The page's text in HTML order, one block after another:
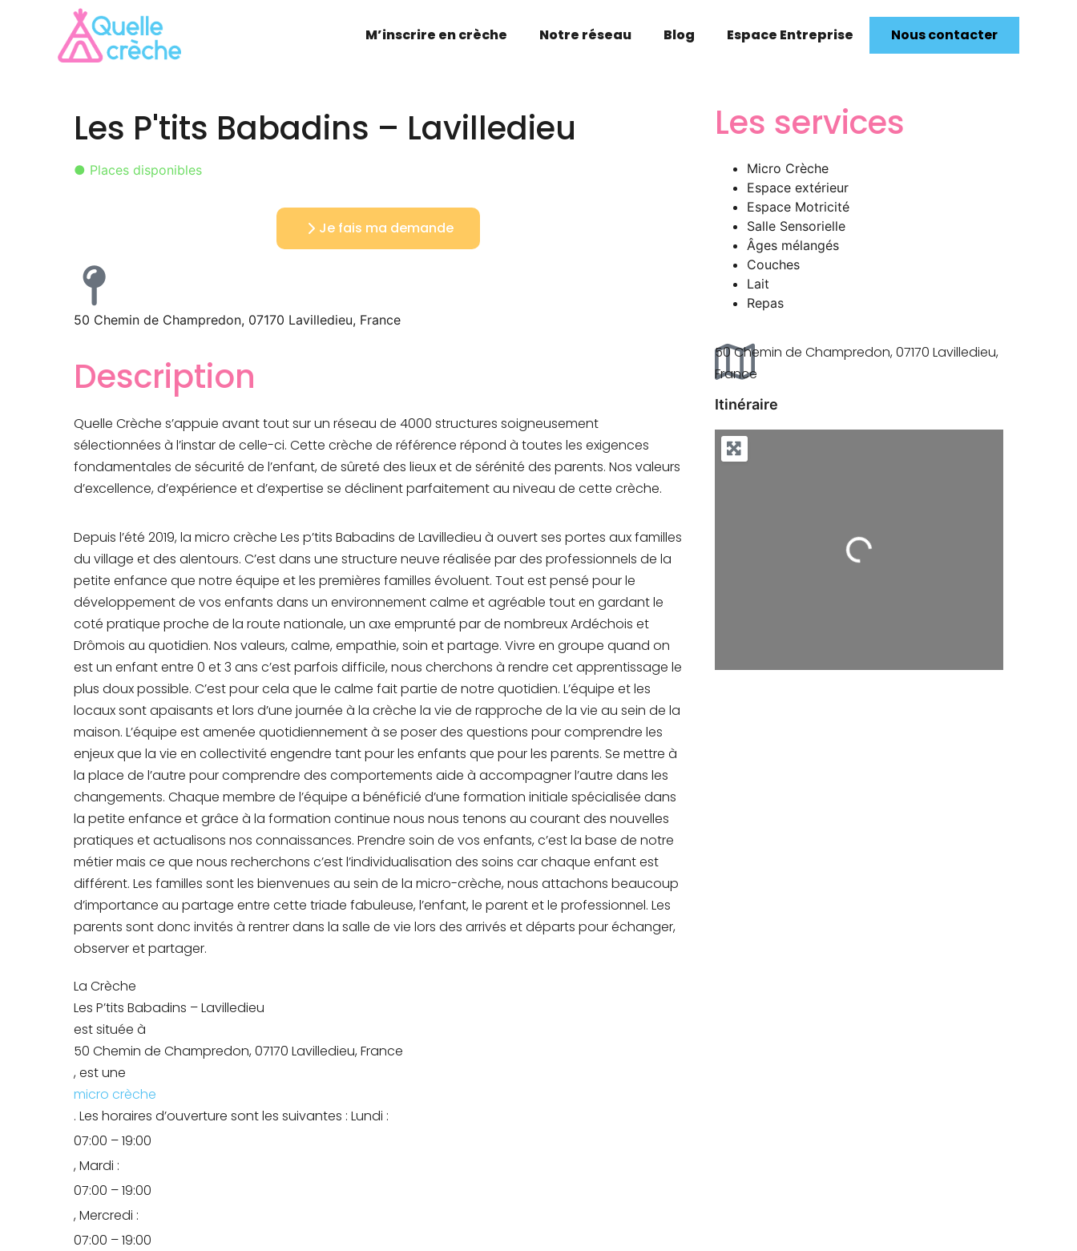
M’inscrire en crèche Notre réseau Blog Espace Entreprise Nous contacter
Les P'tits Babadins – Lavilledieu
● Places disponibles
Je fais ma demande
50 Chemin de Champredon, 07170 Lavilledieu, France
Description
Quelle Crèche s’appuie avant tout sur un réseau de 4000 structures soigneusement
sélectionnées à l’instar de celle-ci. Cette crèche de référence répond à toutes les exigences
fondamentales de sécurité de l’enfant, de sûreté des lieux et de sérénité des parents. Nos valeurs
d’excellence, d’expérience et d’expertise se déclinent parfaitement au niveau de cette crèche.
Depuis l’été 2019, la micro crèche Les p’tits Babadins de Lavilledieu à ouvert ses portes aux familles
du village et des alentours. C’est dans une structure neuve réalisée par des professionnels de la
petite enfance que notre équipe et les premières familles évoluent. Tout est pensé pour le
développement de vos enfants dans un environnement calme et agréable tout en gardant le
coté pratique proche de la route nationale, un axe emprunté par de nombreux Ardéchois et
Drômois au quotidien. Nos valeurs, calme, empathie, soin et partage. Vivre en groupe quand on
est un enfant entre 0 et 3 ans c’est parfois difficile, nous cherchons à rendre cet apprentissage le
plus doux possible. C’est pour cela que le calme fait partie de notre quotidien. L’équipe et les
locaux sont apaisants et lors d’une journée à la crèche la vie de rapproche de la vie au sein de la
maison. L’équipe est amenée quotidiennement à se poser des questions pour comprendre les
enjeux que la vie en collectivité engendre tant pour les enfants que pour les parents. Se mettre à
la place de l’autre pour comprendre des comportements aide à accompagner l’autre dans les
changements. Chaque membre de l’équipe a bénéficié d’une formation initiale spécialisée dans
la petite enfance et grâce à la formation continue nous nous tenons au courant des nouvelles
pratiques et actualisons nos connaissances. Prendre soin de vos enfants, c’est la base de notre
métier mais ce que nous recherchons c’est l’individualisation des soins car chaque enfant est
différent. Les familles sont les bienvenues au sein de la micro-crèche, nous attachons beaucoup
d’importance au partage entre cette triade fabuleuse, l’enfant, le parent et le professionnel. Les
parents sont donc invités à rentrer dans la salle de vie lors des arrivés et départs pour échanger,
observer et partager.
La Crèche
Les P’tits Babadins – Lavilledieu
est située à
50 Chemin de Champredon, 07170 Lavilledieu, France
, est une
micro crèche
. Les horaires d’ouverture sont les suivantes : Lundi :
07:00 – 19:00
, Mardi :
07:00 – 19:00
, Mercredi :
07:00 – 19:00
Les services
Micro Crèche
Espace extérieur
Espace Motricité
Salle Sensorielle
Âges mélangés
Couches
Lait
Repas
Itinéraire
Chargement...
50 Chemin de Champredon, 07170 Lavilledieu,
France